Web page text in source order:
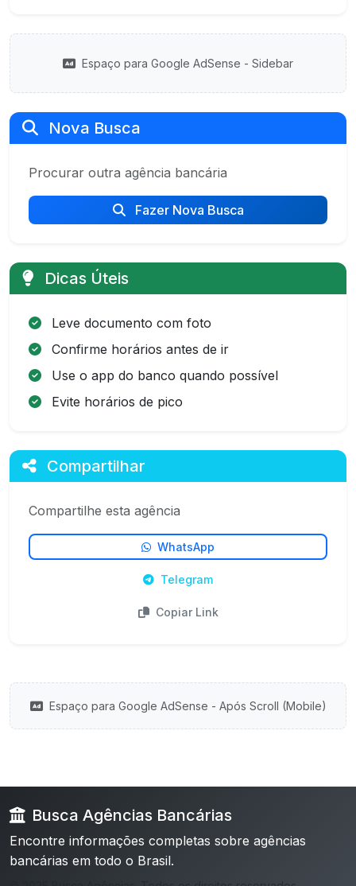
Espaço para Google AdSense - Sidebar
Nova Busca
Procurar outra agência bancária
Fazer Nova Busca
Dicas Úteis
Leve documento com foto
Confirme horários antes de ir
Use o app do banco quando possível
Evite horários de pico
Compartilhar
Compartilhe esta agência
WhatsApp
Telegram
Copiar Link
Espaço para Google AdSense - Após Scroll (Mobile)
Busca Agências Bancárias
Encontre informações completas sobre agências
bancárias em todo o Brasil.